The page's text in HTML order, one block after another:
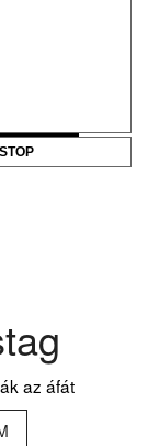
STOP
az áfát